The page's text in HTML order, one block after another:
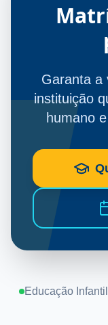
Garanta a
instituição
humano
Educação Infantil